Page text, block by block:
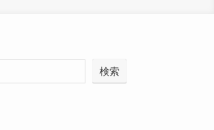
検索